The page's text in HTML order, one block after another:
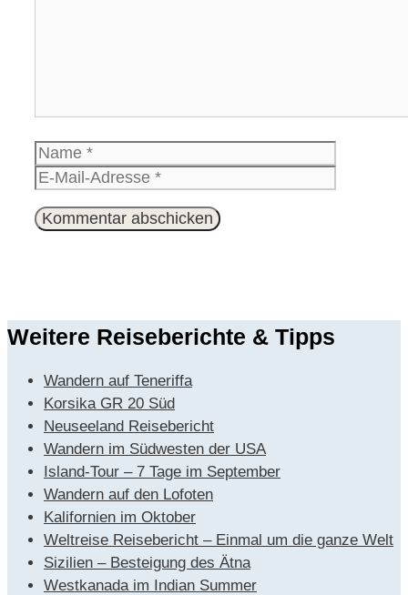
Name
Weitere Reiseberichte & Tipps
Wandern auf Teneriffa
Korsika GR 20 Süd
Neuseeland Reisebericht
Wandern im Südwesten der USA
Island-Tour – 7 Tage im September
Wandern auf den Lofoten
Kalifornien im Oktober
Weltreise Reisebericht – Einmal um die ganze Welt
Sizilien – Besteigung des Ätna
Westkanada im Indian Summer